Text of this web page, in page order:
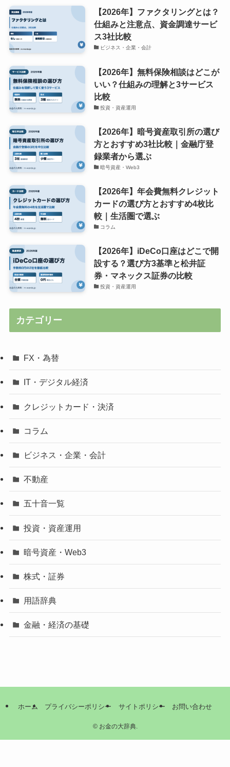
【2026年】ファクタリングとは？
仕組みと注意点、資金調達サービ
ス3社比較
ビジネス・企業・会計
【2026年】無料保険相談はどこが
いい？仕組みの理解と3サービス
比較
投資・資産運用
【2026年】暗号資産取引所の選び
方とおすすめ3社比較｜金融庁登
録業者から選ぶ
暗号資産・Web3
【2026年】年会費無料クレジット
カードの選び方とおすすめ4枚比
較｜生活圏で選ぶ
コラム
【2026年】iDeCo口座はどこで開
設する？選び方3基準と松井証
券・マネックス証券の比較
投資・資産運用
カテゴリー
FX・為替
IT・デジタル経済
クレジットカード・決済
コラム
ビジネス・企業・会計
不動産
五十音一覧
投資・資産運用
暗号資産・Web3
株式・証券
用語辞典
金融・経済の基礎
ホーム プライバシーポリシー サイトポリシー お問い合わせ
©お金の大辞典.